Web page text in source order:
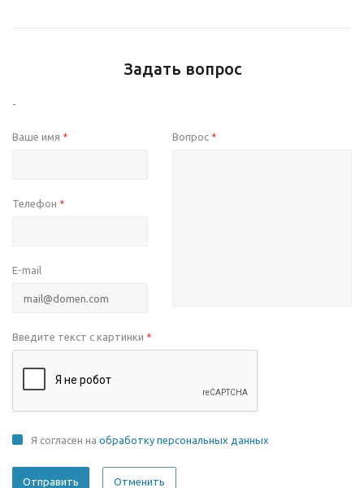
Задать вопрос
-
Ваше имя *
Телефон *
E-mail
Вопрос *
Введите текст с картинки *
Я согласен на обработку персональных данных
Отменить